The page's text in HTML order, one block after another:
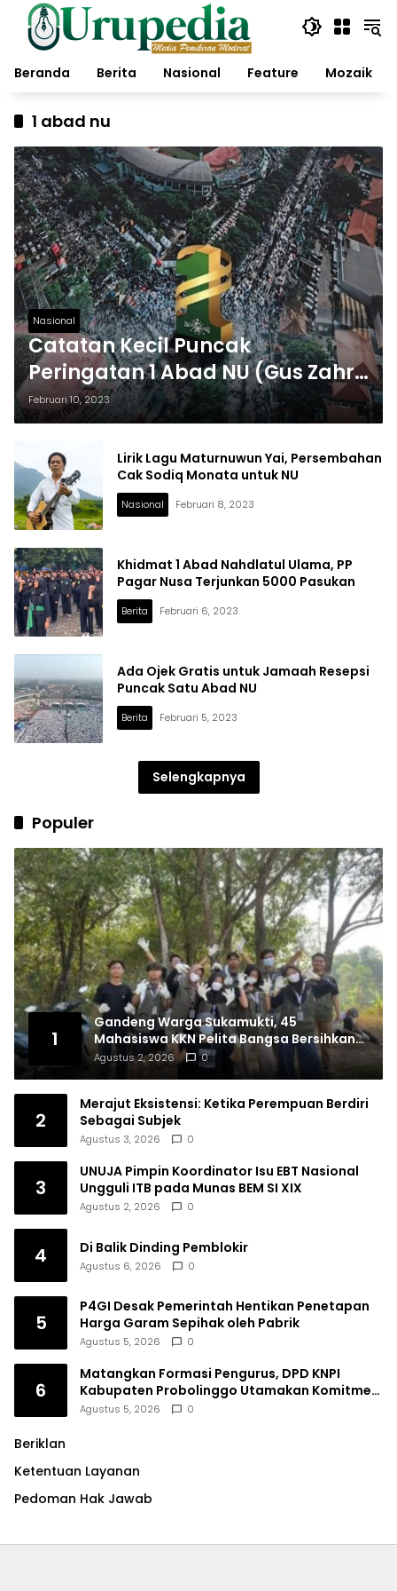
Langsung
konten
Beranda
Berita Nasional Feature Mozaik
1 abad nu
Nasional
Catatan Kecil Puncak
Peringatan 1 Abad NU (Gus Zahro
Wardi)
Februari 10, 2023
Lirik Lagu Maturnuwun Yai, Persembahan
Cak Sodiq Monata untuk NU
Nasional Februari 8, 2023
Khidmat 1 Abad Nahdlatul Ulama, PP
Pagar Nusa Terjunkan 5000 Pasukan
Berita Februari 6, 2023
Ada Ojek Gratis untuk Jamaah Resepsi
Puncak Satu Abad NU
Berita Februari 5, 2023
Selengkapnya
Populer
1
Gandeng Warga Sukamukti, 45
Mahasiswa KKN Pelita Bangsa Bersihkan
Drainase Desa
Agustus 2, 2026 0
2
Merajut Eksistensi: Ketika Perempuan Berdiri
Sebagai Subjek
Agustus 3, 2026 0
3
UNUJA Pimpin Koordinator Isu EBT Nasional
Ungguli ITB pada Munas BEM SI XIX
Agustus 2, 2026 0
4 Di Balik Dinding Pemblokir
Agustus 6, 2026 0
5
P4GI Desak Pemerintah Hentikan Penetapan
Harga Garam Sepihak oleh Pabrik
Agustus 5, 2026 0
6
Matangkan Formasi Pengurus, DPD KNPI
Kabupaten Probolinggo Utamakan Komitmen
dan Kinerja
Agustus 5, 2026 0
Beriklan
Ketentuan Layanan
Pedoman Hak Jawab